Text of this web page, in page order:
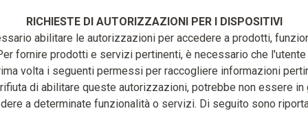
RICHIESTE DI AUTORIZZAZIONI PER I DISPOSITIVI
abilitare le autorizzazioni per accedere a prodotti,
fornire prodotti e servizi pertinenti, è necessario che
volta i seguenti permessi per raccogliere informazioni
di abilitare queste autorizzazioni, potrebbe non essere in
a determinate funzionalità o servizi. Di seguito sono